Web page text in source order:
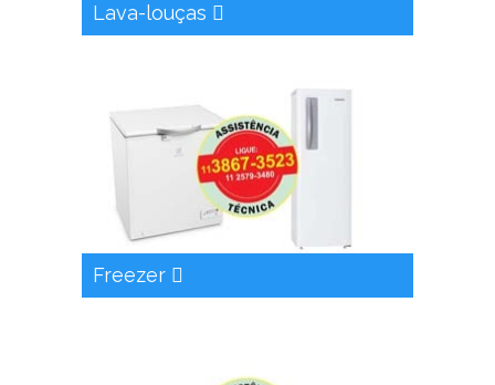
Lava-louças
Freezer